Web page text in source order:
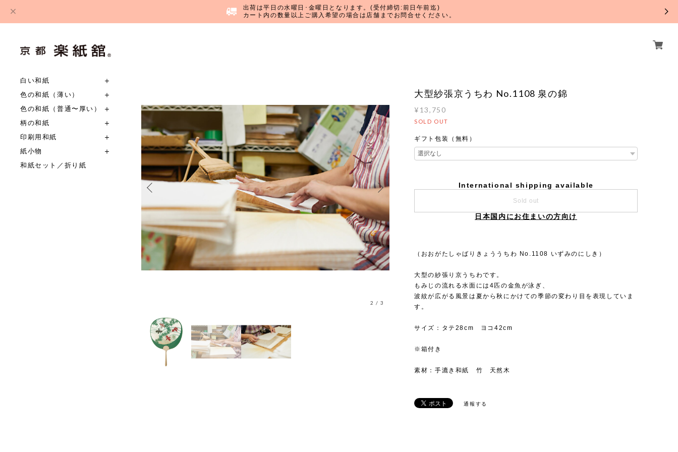
出荷は平日の水曜日･金曜日となります。(受付締切:前日午前迄)
カート内の数量以上ご購入希望の場合は店舗までお問合せください。
白い和紙
色の和紙（薄い）
色の和紙（普通〜厚い）
柄の和紙
印刷用和紙
紙小物
和紙セット／折り紙
2 /3
大型紗張京うちわ No.1108 泉の錦
¥13,750
SOLD OUT
ギフト包装（無料）
International shipping available
Sold out
日本国内にお住まいの方向け
（おおがたしゃばりきょううちわ No.1108 いずみのにしき）
大型の紗張り京うちわです。
もみじの流れる水面には4匹の金魚が泳ぎ、
波紋が広がる風景は夏から秋にかけての季節の変わり目を表現していま
す。
サイズ：タテ28cm ヨコ42cm
※箱付き
素材：手漉き和紙 竹 天然木
通報する